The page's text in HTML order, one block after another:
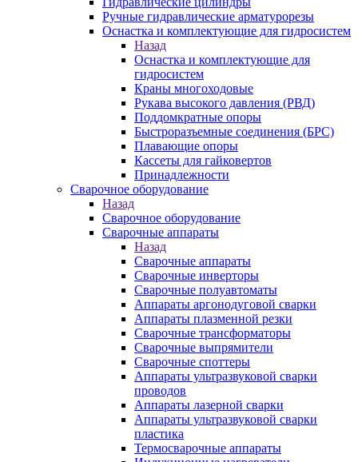
Ручные гидравлические арматурорезы
Оснастка и комплектующие для гидросистем
Назад
Оснастка и комплектующие для
гидросистем
Краны многоходовые
Рукава высокого давления (РВД)
Поддомкратные опоры
Быстроразъемные соединения (БРС)
Плавающие опоры
Кассеты для гайковертов
Принадлежности
Сварочное оборудование
Назад
Сварочное оборудование
Сварочные аппараты
Назад
Сварочные аппараты
Сварочные инверторы
Сварочные полуавтоматы
Аппараты аргонодуговой сварки
Аппараты плазменной резки
Сварочные трансформаторы
Сварочные выпрямители
Сварочные споттеры
Аппараты ультразвуковой сварки
проводов
Аппараты лазерной сварки
Аппараты ультразвуковой сварки
пластика
Термосварочные аппараты